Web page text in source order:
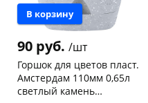
В корзину
90 руб. /шт
Горшок для цветов пласт.
Амстердам 110мм 0,65л
светлый камень